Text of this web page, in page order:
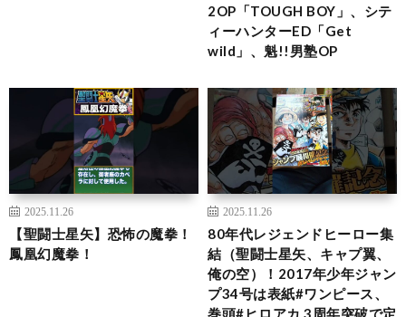
2OP「TOUGH BOY」、シテ
ィーハンターED「Get
wild」、魁!!男塾OP
2025.11.26
【聖闘士星矢】恐怖の魔拳！
鳳凰幻魔拳！
2025.11.26
80年代レジェンドヒーロー集
結（聖闘士星矢、キャプ翼、
俺の空）！2017年少年ジャン
プ34号は表紙#ワンピース、